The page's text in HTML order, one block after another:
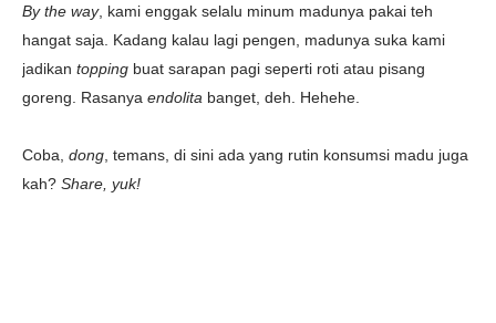
By the way, kami enggak selalu minum madunya pakai teh
hangat saja. Kadang kalau lagi pengen, madunya suka kami
jadikan topping buat sarapan pagi seperti roti atau pisang
goreng. Rasanya endolita banget, deh. Hehehe.
Coba, dong , temans, di sini ada yang rutin konsumsi madu juga
kah? Share, yuk!